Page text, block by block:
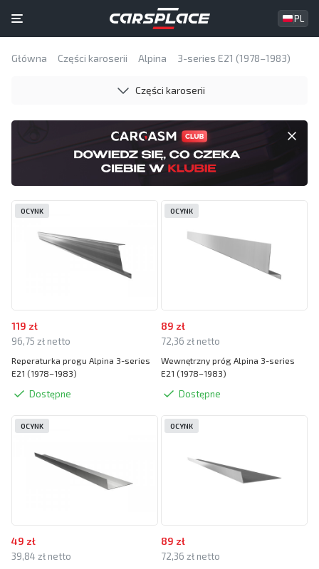
PL
Główna Części karoserii Alpina 3-series E21 (1978–1983)
Części karoserii
119 zł
96,75 zł netto
Reperaturka progu Alpina 3-series
E21 (1978–1983)
Dostępne
OCYNK
89 zł
72,36 zł netto
Wewnętrzny próg Alpina 3-series
E21 (1978–1983)
Dostępne
OCYNK
49 zł
39,84 zł netto
OCYNK
89 zł
72,36 zł netto
OCYNK